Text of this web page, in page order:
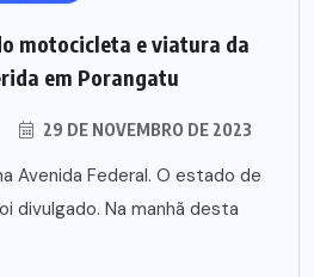
motocicleta e viatura da
em Porangatu
29 DE NOVEMBRO DE 2023
Avenida Federal. O estado de
divulgado. Na manhã desta